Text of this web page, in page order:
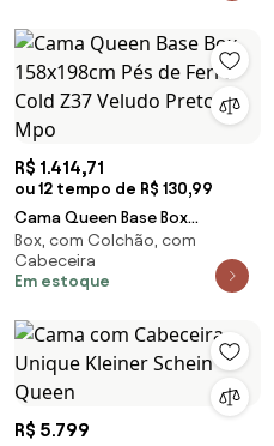
R$ 1.414,71
ou 12 tempo de R$ 130,99
Cama Queen Base Box
158x198cm Pés de Ferro Cold
Z37 Veludo Preto - Mpo
Box, com Colchão, com
Cabeceira
Em estoque
R$ 5.799